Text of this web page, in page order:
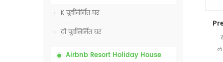
K पूर्वनिर्मित घर
टी पूर्वनिर्मित घर
Airbnb Resort Holiday House